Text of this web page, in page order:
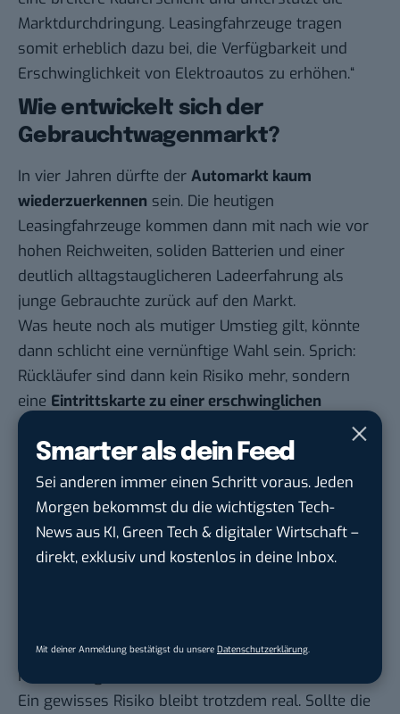
Smarter als dein Feed
Sei anderen immer einen Schritt voraus. Jeden
Morgen bekommst du die wichtigsten Tech-
News aus KI, Green Tech & digitaler Wirtschaft –
direkt, exklusiv und kostenlos in deine Inbox.
Mit deiner Anmeldung bestätigst du unsere Datenschutzerklärung
Marktdurchdringung. Leasingfahrzeuge tragen
somit erheblich dazu bei, die Verfügbarkeit und
Erschwinglichkeit von Elektroautos zu erhöhen.“
Wie entwickelt sich der
Gebrauchtwagenmarkt?
In vier Jahren dürfte der Automarkt kaum
wiederzuerkennen sein. Die heutigen
Leasingfahrzeuge kommen dann mit nach wie vor
hohen Reichweiten, soliden Batterien und einer
deutlich alltagstauglicheren Ladeerfahrung als
junge Gebrauchte zurück auf den Markt.
Was heute noch als mutiger Umstieg gilt, könnte
dann schlicht eine vernünftige Wahl sein. Sprich:
Rückläufer sind dann kein Risiko mehr, sondern
eine Eintrittskarte zu einer erschwinglichen
Elektromobilität
neue Haltung zum Autofahren etablieren. Hin zu
weniger Eigentum und mehr Flexibilität. Vor allem
in Großstädten nutzen viele Menschen bereits
Leasingmodelle oder Carsharingdienste anstatt
Autos dauerhaft ihren Besitz zu nennen.
Markenbindung wird schwächer und die monatliche
Rate wichtiger als PS-Zahlen oder Motorensounds.
Ein gewisses Risiko bleibt trotzdem real. Sollte die